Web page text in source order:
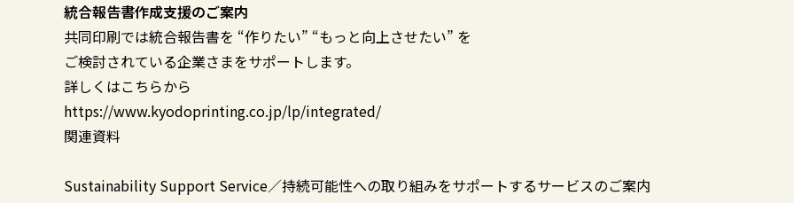
統合報告書作成支援のご案内
共同印刷では統合報告書を “作りたい” “もっと向上させたい” を
ご検討されている企業さまをサポートします。
詳しくはこちらから
https://www.kyodoprinting.co.jp/lp/integrated/
関連資料
Sustainability Support Service／持続可能性への取り組みをサポートするサービスのご案内